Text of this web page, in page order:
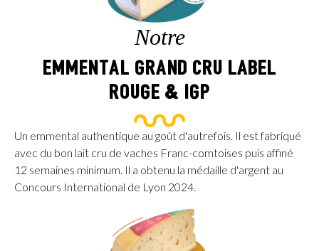
Notre
EMMENTAL GRAND CRU LABEL
ROUGE & IGP
Un emmental authentique au goût d'autrefois. Il est fabriqué
avec du bon lait cru de vaches Franc-comtoises puis affiné
12 semaines minimum. Il a obtenu la médaille d'argent au
Concours International de Lyon 2024.